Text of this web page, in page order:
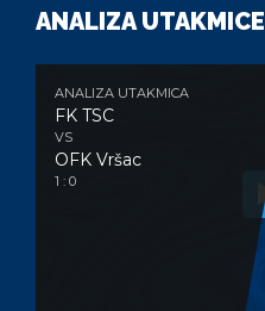
ANALIZA UTAKMICE
ANALIZA UTAKMICA
FK TSC
VS
OFK Vršac
1 : 0